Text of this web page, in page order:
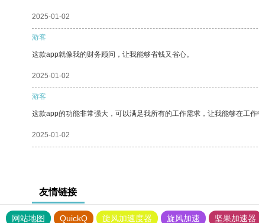
2025-01-02
游客
这款app就像我的财务顾问，让我能够省钱又省心。
2025-01-02
游客
这款app的功能非常强大，可以满足我所有的工作需求，让我能够在工作
2025-01-02
友情链接
网站地图 QuickQ 旋风加速度器 旋风加速 坚果加速器